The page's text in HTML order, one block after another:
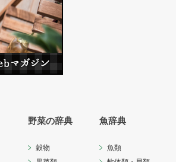
野菜の辞典
穀物
魚辞典
魚類